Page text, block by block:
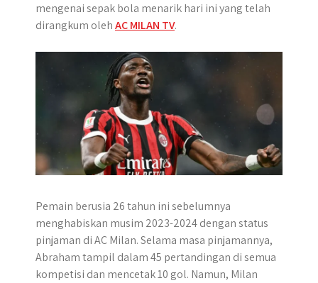
mengenai sepak bola menarik hari ini yang telah
dirangkum olehAC MILAN TV.
Pemain berusia 26 tahun ini sebelumnya
menghabiskan musim 2023-2024 dengan status
pinjaman di AC Milan. Selama masa pinjamannya,
Abraham tampil dalam 45 pertandingan di semua
kompetisi dan mencetak 10 gol. Namun, Milan